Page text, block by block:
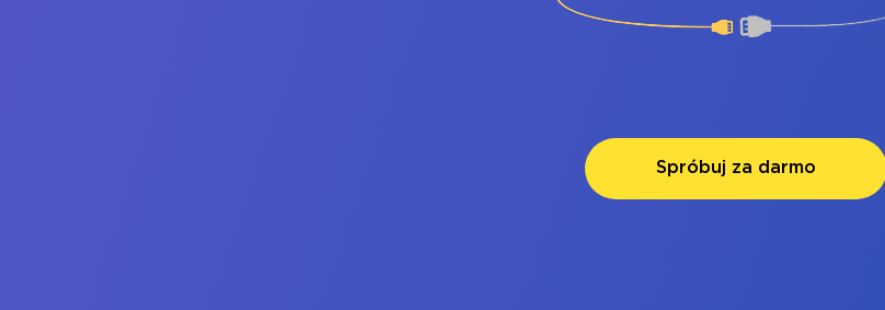
Spróbuj za darmo